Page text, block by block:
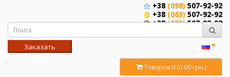
+38 (098) 507-92-92
+38 (063) 507-92-92
+38(095)507-92-92
Заказать
Товаров 0 (0.00 грн.)